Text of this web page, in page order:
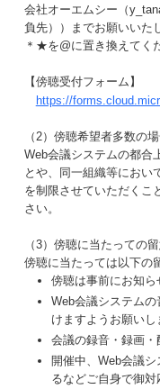
会社オーエムシー（
負先））までお願いいた
＊★を@に置き換えてく
【傍聴受付フォーム】
https://
（2）傍聴希望者多数の
Web会議システムの都合
とや、同一組織等におい
を制限させていただくこ
さい。
（3）傍聴に当たっての
傍聴に当たっては以下の
傍聴は事前にお知ら
Web会議システム
けますようお願いし
会議の録音・録画・
開催中、Web会議
るなどご自身で御